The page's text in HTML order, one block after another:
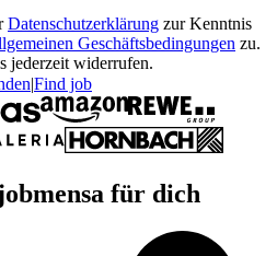
Datenschutzerklärung zur Kenntnis
Geschäftsbedingungen zu.
jederzeit widerrufen.
|Find job
für dich